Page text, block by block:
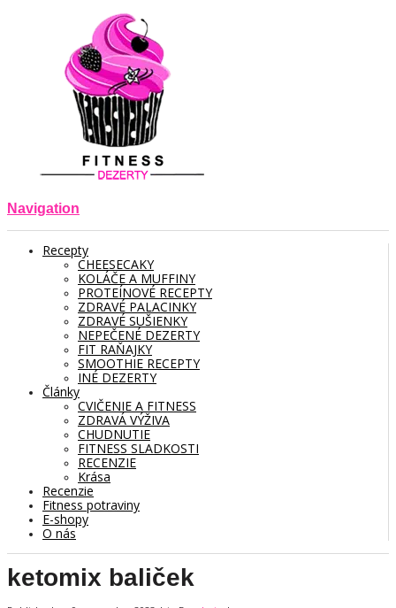
Navigation
Recepty
CHEESECAKY
KOLÁČE A MUFFINY
PROTEÍNOVÉ RECEPTY
ZDRAVÉ PALACINKY
ZDRAVÉ SUŠIENKY
NEPEČENÉ DEZERTY
FIT RAŇAJKY
SMOOTHIE RECEPTY
INÉ DEZERTY
Články
CVIČENIE A FITNESS
ZDRAVÁ VÝŽIVA
CHUDNUTIE
FITNESS SLADKOSTI
RECENZIE
Krása
Recenzie
Fitness potraviny
E-shopy
O nás
ketomix baliček